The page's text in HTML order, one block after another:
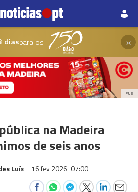
diaspara os ×
PUB
na Madeira
de seis anos
Luís 16 fev 2026 07:00